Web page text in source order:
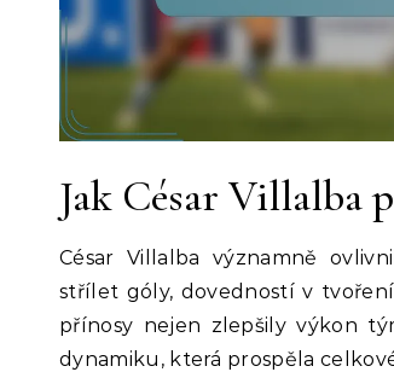
Jak César Villalba
César Villalba významně
střílet góly, dovedností v
přínosy nejen zlepšily výkon
dynamiku, která prospěla